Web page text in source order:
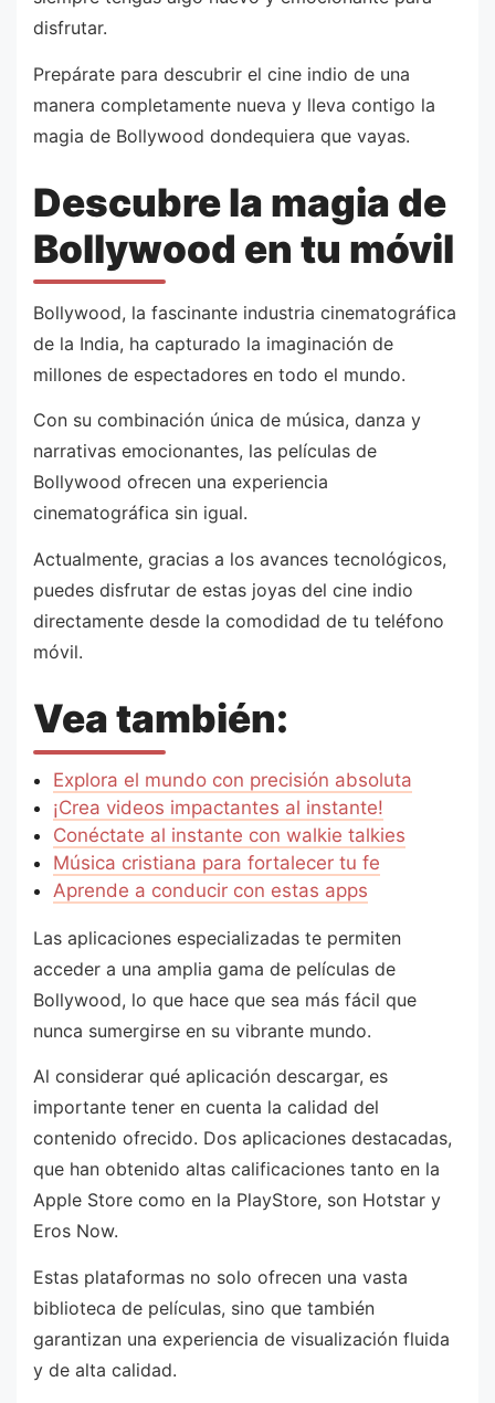
disfrutar.
Prepárate para descubrir el cine indio de una
manera completamente nueva y lleva contigo la
magia de Bollywood dondequiera que vayas.
Descubre la magia de
Bollywood en tu móvil
Bollywood, la fascinante industria cinematográfica
de la India, ha capturado la imaginación de
millones de espectadores en todo el mundo.
Con su combinación única de música, danza y
narrativas emocionantes, las películas de
Bollywood ofrecen una experiencia
cinematográfica sin igual.
Actualmente, gracias a los avances tecnológicos,
puedes disfrutar de estas joyas del cine indio
directamente desde la comodidad de tu teléfono
móvil.
Vea también:
Explora el mundo con precisión absoluta
¡Crea videos impactantes al instante!
Conéctate al instante con walkie talkies
Música cristiana para fortalecer tu fe
Aprende a conducir con estas apps
Las aplicaciones especializadas te permiten
acceder a una amplia gama de películas de
Bollywood, lo que hace que sea más fácil que
nunca sumergirse en su vibrante mundo.
Al considerar qué aplicación descargar, es
importante tener en cuenta la calidad del
contenido ofrecido. Dos aplicaciones destacadas,
que han obtenido altas calificaciones tanto en la
Apple Store como en la PlayStore, son Hotstar y
Eros Now.
Estas plataformas no solo ofrecen una vasta
biblioteca de películas, sino que también
garantizan una experiencia de visualización fluida
y de alta calidad.